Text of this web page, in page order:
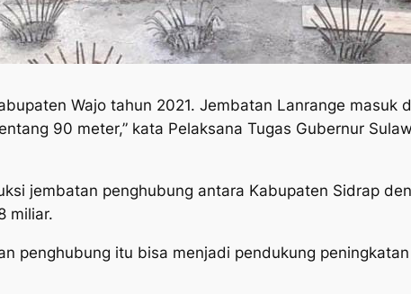
Wajo tahun 2021. Jembatan Lanrange
90 meter,” kata Pelaksana Tugas Gubernur
jembatan penghubung antara Kabupaten Sidrap
miliar.
penghubung itu bisa menjadi pendukung